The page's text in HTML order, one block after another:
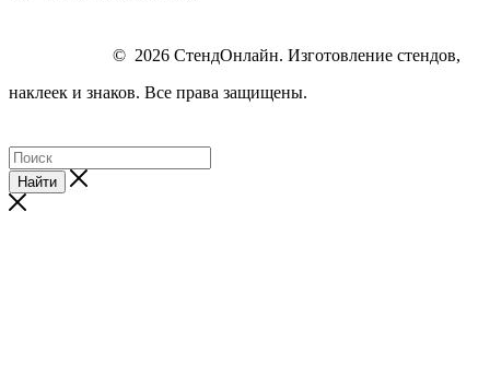
© 2026 СтендОнлайн. Изготовление стендов,
наклеек и знаков. Все права защищены.
Найти